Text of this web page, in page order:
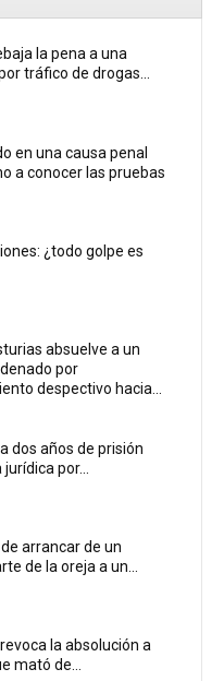
la pena a una
tráfico de drogas...
en una causa penal
a conocer las pruebas
¿todo golpe es
absuelve a un
por
despectivo hacia...
dos años de prisión
por...
arrancar de un
de la oreja a un...
la absolución a
mató de...